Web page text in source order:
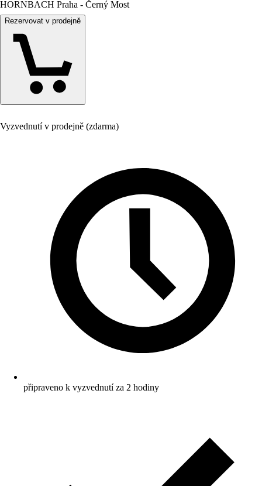
HORNBACH Praha - Černý Most
Rezervovat v prodejně
Vyzvednutí v prodejně (zdarma)
připraveno k vyzvednutí za 2 hodiny